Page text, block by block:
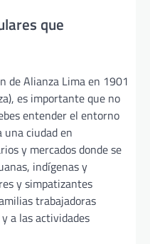
que
de Alianza Lima en 1901
es importante que no
entender el entorno
una ciudad en
y mercados donde se
indígenas y
y simpatizantes
trabajadoras
a las actividades